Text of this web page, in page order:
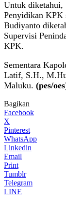
Untuk diketahui,
Penyidikan KPK
Budiyanto
Supervisi
KPK.
Sementara
Latif, S.H.,
Maluku. (pes/
Bagikan
Facebook
X
Pinterest
WhatsApp
Linkedin
Email
Print
Tumblr
Telegram
LINE